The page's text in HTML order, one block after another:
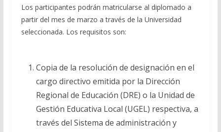
Los participantes podrán matricularse al diplomado a
partir del mes de marzo a través de la Universidad
seleccionada. Los requisitos son:
Copia de la resolución de designación en el
cargo directivo emitida por la Dirección
Regional de Educación (DRE) o la Unidad de
Gestión Educativa Local (UGEL) respectiva, a
través del Sistema de administración y